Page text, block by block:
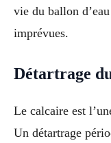
vie du ballon
imprévues.
Détartrage
Le calcaire est
Un détartrage